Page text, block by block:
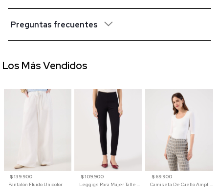
Preguntas frecuentes
$ 139.900
Pantalón Fluido Unicolor
$ 109.900
$ 69.900
Los Más Vendidos